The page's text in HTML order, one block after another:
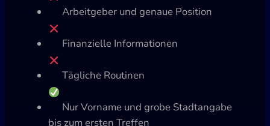
Arbeitgeber und genaue Position
Finanzielle Informationen
Tägliche Routinen
Nur Vorname und grobe Stadtangabe
bis zum ersten Treffen